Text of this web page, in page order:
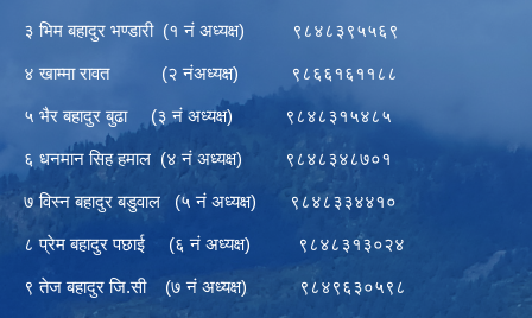
३ भिम बहादुर भण्डारी (१ नं अध्यक्ष) ९८४८३९५५६९
४ खाम्मा रावत (२ नंअध्यक्ष) ९८६६१६११८८
५ भैर बहादुर बुढा (३ नं अध्यक्ष) ९८४८३१५४८५
६ धनमान सिह हमाल (४ नं अध्यक्ष) ९८४८३४८७०१
७ विस्न बहादुर बडुवाल (५ नं अध्यक्ष) ९८४८३३४४१०
८ प्रेम बहादुर पछाई (६ नं अध्यक्ष) ९८४८३१३०२४
९ तेज बहादुर जि.सी (७ नं अध्यक्ष) ९८४९६३०५९८